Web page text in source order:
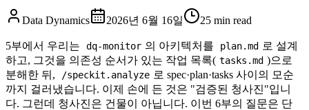
Data Dynamics 2026년 6월 16일 25 min read
5부에서 우리는 dq-monitor 의 아키텍처를 plan.md 로 설계
하고, 그것을 의존성 순서가 있는 작업 목록( tasks.md )으로
분해한 뒤,
/speckit.analyze 로 spec·plan·tasks 사이의 모순
까지 걸러냈습니다. 이제 손에 든 것은 "검증된 청사진"입니
다. 그런데 청사진은 건물이 아닙니다. 이번 6부의 질문은 단